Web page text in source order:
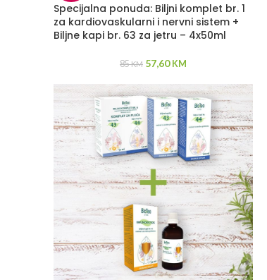
Specijalna ponuda: Biljni komplet br. 1
za kardiovaskularni i nervni sistem +
Biljne kapi br. 63 za jetru – 4x50ml
85KM 57,60 KM